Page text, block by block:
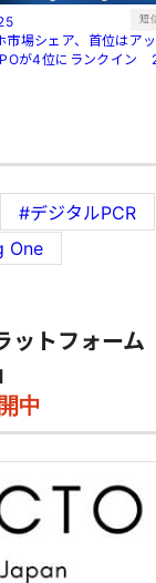
短
市場シェア、首位はアッ
が4位にランクイン
#デジタルPCR
One
ットフォーム
中